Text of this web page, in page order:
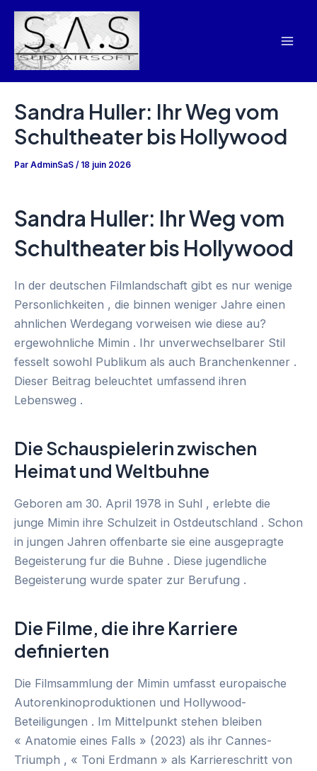
Aller
contenu
Sandra Huller: Ihr Weg vom
Schultheater bis Hollywood
Par AdminSaS / 18 juin 2026
Sandra Huller: Ihr Weg vom
Schultheater bis Hollywood
In der deutschen Filmlandschaft gibt es nur wenige
Personlichkeiten , die binnen weniger Jahre einen
ahnlichen Werdegang vorweisen wie diese au?
ergewohnliche Mimin . Ihr unverwechselbarer Stil
fesselt sowohl Publikum als auch Branchenkenner .
Dieser Beitrag beleuchtet umfassend ihren
Lebensweg .
Die Schauspielerin zwischen
Heimat und Weltbuhne
Geboren am 30. April 1978 in Suhl , erlebte die
junge Mimin ihre Schulzeit in Ostdeutschland . Schon
in jungen Jahren offenbarte sie eine ausgepragte
Begeisterung fur die Buhne . Diese jugendliche
Begeisterung wurde spater zur Berufung .
Die Filme, die ihre Karriere
definierten
Die Filmsammlung der Mimin umfasst europaische
Autorenkinoproduktionen und Hollywood-
Beteiligungen . Im Mittelpunkt stehen bleiben
« Anatomie eines Falls » (2023) als ihr Cannes-
Triumph , « Toni Erdmann » als Karriereschritt von
Navigation
des
articles